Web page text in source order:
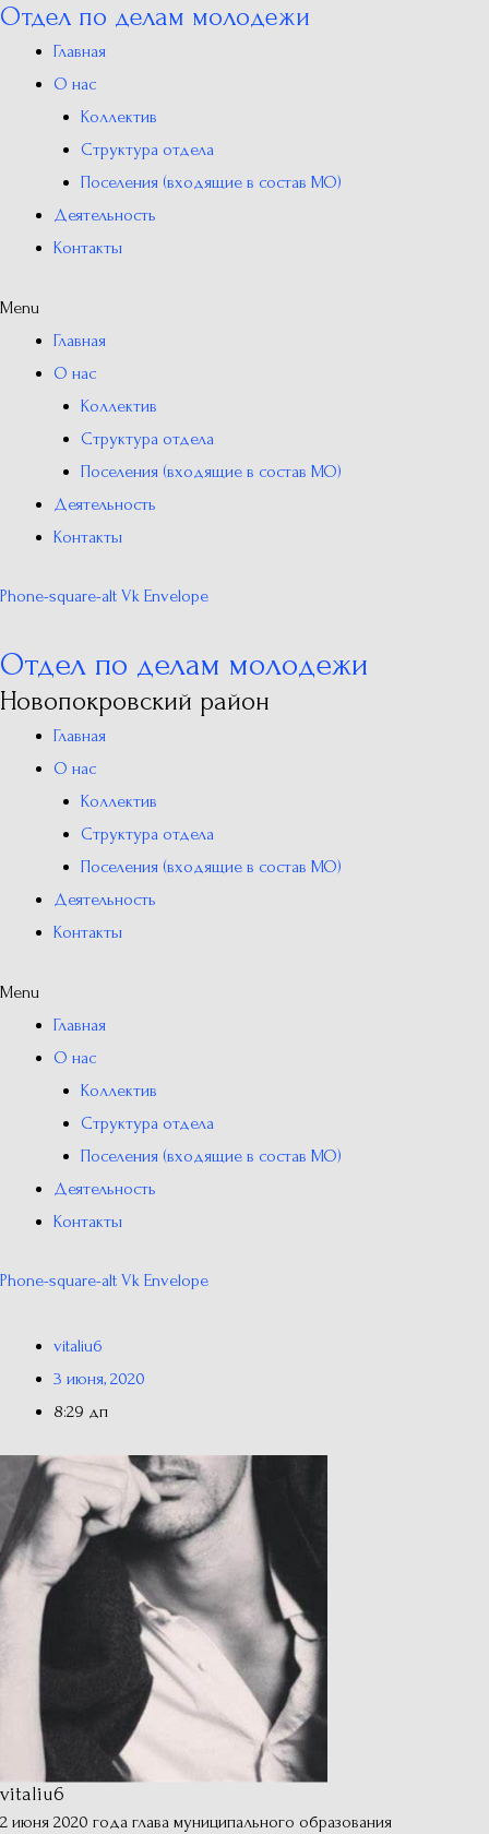
Перейти
содержимому
Отдел по делам молодежи
Главная
О нас
Коллектив
Структура отдела
Поселения (входящие в состав МО)
Деятельность
Контакты
Menu
Главная
О нас
Коллектив
Структура отдела
Поселения (входящие в состав МО)
Деятельность
Контакты
Phone-square-alt Vk Envelope
Отдел по делам молодежи
Новопокровский район
Главная
О нас
Коллектив
Структура отдела
Поселения (входящие в состав МО)
Деятельность
Контакты
Menu
Главная
О нас
Коллектив
Структура отдела
Поселения (входящие в состав МО)
Деятельность
Контакты
Phone-square-alt Vk Envelope
vitaliu6
3 июня, 2020
8:29 дп
vitaliu6
2 июня 2020 года глава муниципального образования